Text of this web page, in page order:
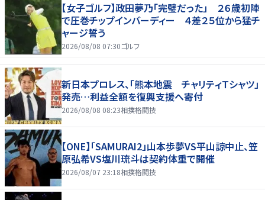
【女子ゴルフ】政田夢乃「完璧だった」 ２６歳初陣
で圧巻チップインバーディー ４差２５位から猛チ
ャージ誓う
2026/08/08 07:30ゴルフ
新日本プロレス、「熊本地震 チャリティＴシャツ」
発売…利益全額を復興支援へ寄付
2026/08/08 08:23相撲格闘技
【ONE】「SAMURAI2」山本歩夢VS平山諒中止、笠
原弘希VS塩川琉斗は契約体重で開催
2026/08/07 23:18相撲格闘技